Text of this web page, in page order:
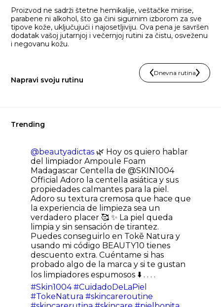
Proizvod ne sadrži štetne hemikalije, veštačke mirise,
parabene ni alkohol, što ga čini sigurnim izborom za sve
tipove kože, uključujući i najosetljiviju. Ova pena je savršen
dodatak vašoj jutarnjoj i večernjoj rutini za čistu, osveženu
i negovanu kožu.
Napravi svoju rutinu
Dnevna rutina
Trending
@beautyadictas 🌿 Hoy os quiero hablar
del limpiador Ampoule Foam
Madagascar Centella de @SKIN1004
Official Adoro la centella asiática y sus
propiedades calmantes para la piel.
Adoro su textura cremosa que hace que
la experiencia de limpieza sea un
verdadero placer 🥰 ✨ La piel queda
limpia y sin sensación de tirantez.
Puedes conseguirlo en Tokē Natura y
usando mi código BEAUTY10 tienes
descuento extra. Cuéntame si has
probado algo de la marca y si te gustan
los limpiadores espumosos ⬇️ . . . .
#Skin1004 #CuidadoDeLaPiel
#TokeNatura #skincareroutine